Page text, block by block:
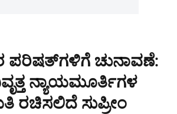
ಪರಿಷತ್‌ಗಳಿಗೆ ಚುನಾವಣೆ:
ನ್ಯಾಯಮೂರ್ತಿಗಳ
ರಚಿಸಲಿದೆ ಸುಪ್ರೀಂ